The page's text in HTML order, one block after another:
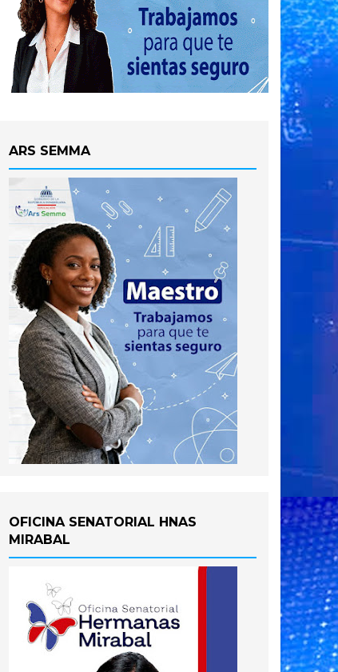
ARS SEMMA
OFICINA SENATORIAL HNAS
MIRABAL